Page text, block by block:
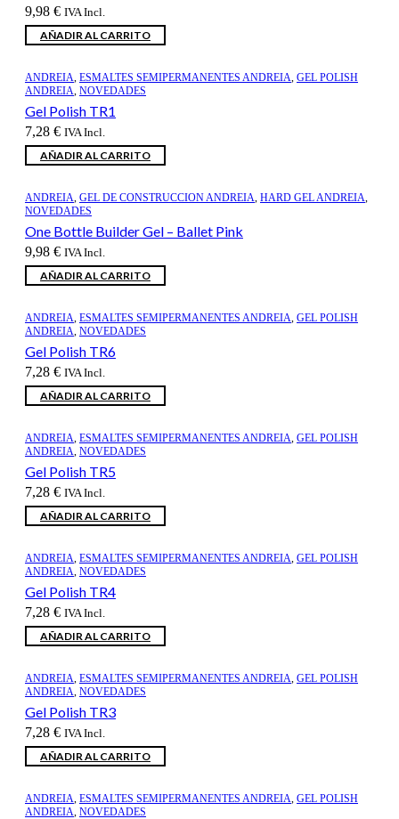
9,98 € IVA Incl.
AÑADIR AL CARRITO
ANDREIA, ESMALTES SEMIPERMANENTES ANDREIA, GEL POLISH
ANDREIA, NOVEDADES
Gel Polish TR1
7,28 € IVA Incl.
AÑADIR AL CARRITO
ANDREIA, GEL DE CONSTRUCCION ANDREIA, HARD GEL ANDREIA,
NOVEDADES
One Bottle Builder Gel – Ballet Pink
9,98 € IVA Incl.
AÑADIR AL CARRITO
ANDREIA, ESMALTES SEMIPERMANENTES ANDREIA, GEL POLISH
ANDREIA, NOVEDADES
Gel Polish TR6
7,28 € IVA Incl.
AÑADIR AL CARRITO
ANDREIA, ESMALTES SEMIPERMANENTES ANDREIA, GEL POLISH
ANDREIA, NOVEDADES
Gel Polish TR5
7,28 € IVA Incl.
AÑADIR AL CARRITO
ANDREIA, ESMALTES SEMIPERMANENTES ANDREIA, GEL POLISH
ANDREIA, NOVEDADES
Gel Polish TR4
7,28 € IVA Incl.
AÑADIR AL CARRITO
ANDREIA, ESMALTES SEMIPERMANENTES ANDREIA, GEL POLISH
ANDREIA, NOVEDADES
Gel Polish TR3
7,28 € IVA Incl.
AÑADIR AL CARRITO
ANDREIA, ESMALTES SEMIPERMANENTES ANDREIA, GEL POLISH
ANDREIA, NOVEDADES